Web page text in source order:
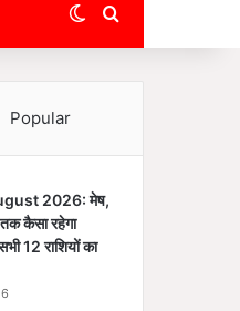
Switch skin
Popular
2026: मेष,
कैसा रहेगा
12 राशियों का